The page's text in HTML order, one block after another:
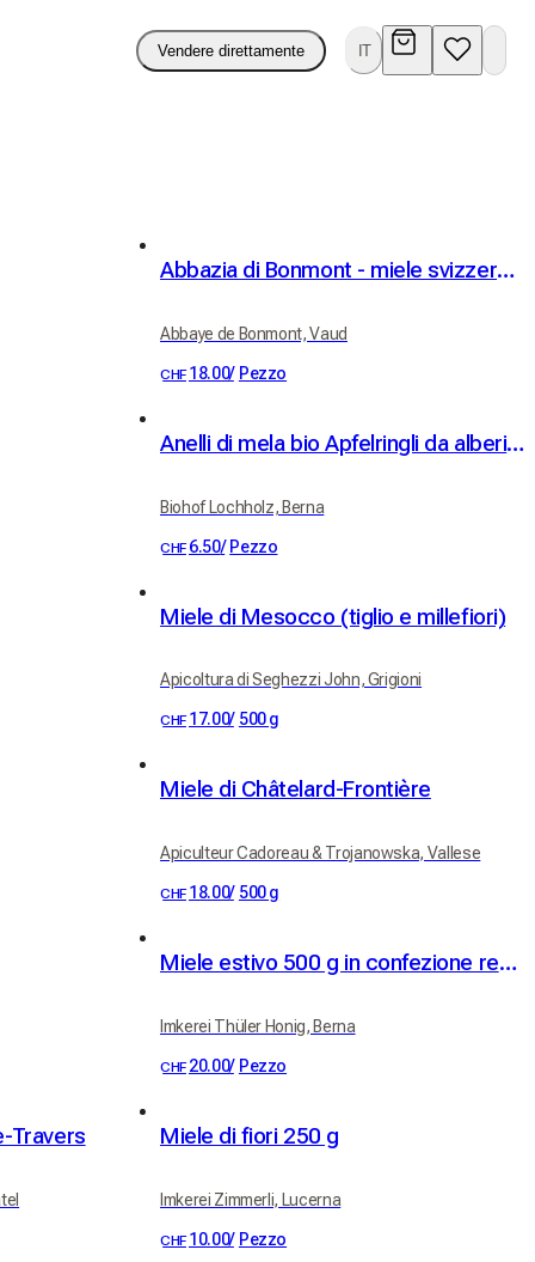
Vendere direttamente IT
Abbazia di Bonmont - miele svizzero d'abbazia
Abbaye de Bonmont, Vaud
CHF 18.00/ Pezzo
Anelli di mela bio Apfelringli da alberi ad alto fusto 60 g
Biohof Lochholz, Berna
CHF 6.50/ Pezzo
Miele di Mesocco (tiglio e millefiori)
Apicoltura di Seghezzi John, Grigioni
CHF 17.00/ 500 g
Miele di Châtelard-Frontière
Apiculteur Cadoreau & Trojanowska, Vallese
CHF 18.00/ 500 g
Miele estivo 500 g in confezione regalo
Imkerei Thüler Honig, Berna
CHF 20.00/ Pezzo
Travers Miele di fiori 250 g
Imkerei Zimmerli, Lucerna
CHF 10.00/ Pezzo